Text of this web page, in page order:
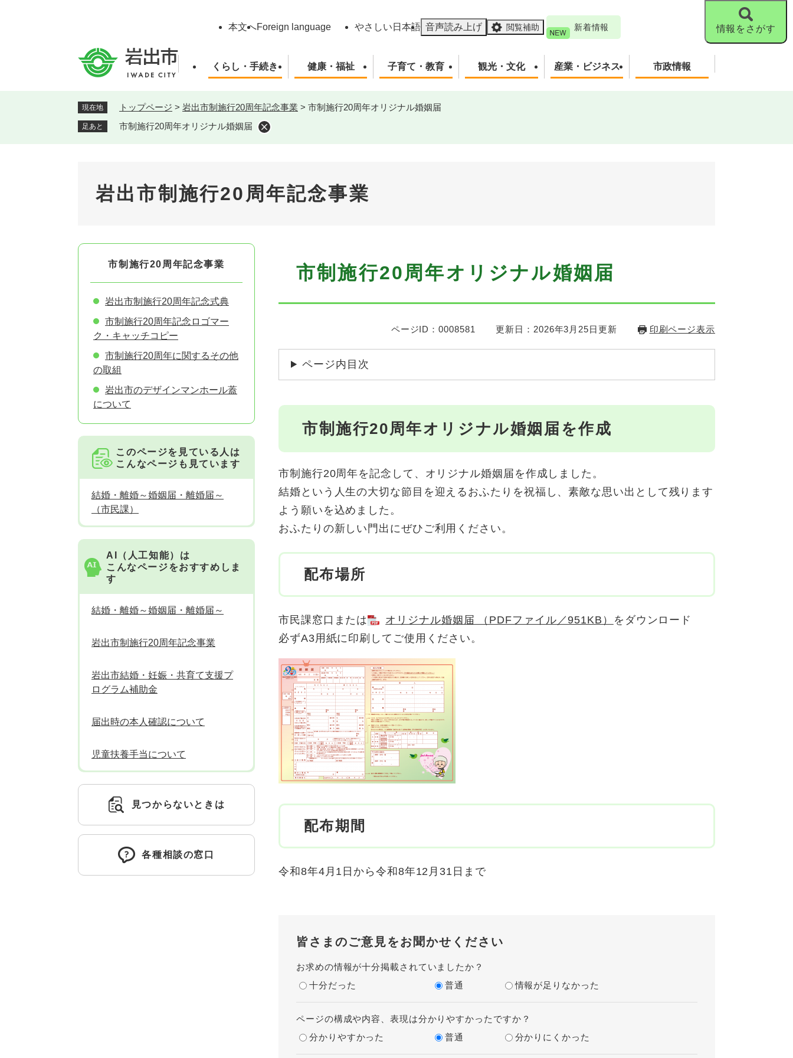
本文へForeign language やさしい日本語 音声読み上げ 閲覧補助 新着情報
くらし・手続き 健康・福祉 子育て・教育 観光・文化 産業・ビジネス 市政情報
情報をさがす
現在地 トップページ > 岩出市制施行20周年記念事業 > 市制施行20周年オリジナル婚姻届
足あと 市制施行20周年オリジナル婚姻届
岩出市制施行20周年記念事業
市制施行20周年オリジナル婚姻届
ページID：0008581 更新日：2026年3月25日更新 印刷ページ表示
ページ内目次
市制施行20周年オリジナル婚姻届を作成
市制施行20周年を記念して、オリジナル婚姻届を作成しました。
結婚という人生の大切な節目を迎えるおふたりを祝福し、素敵な思い出として残ります
よう願いを込めました。
おふたりの新しい門出にぜひご利用ください。
配布場所
市民課窓口または オリジナル婚姻届 （PDFファイル／951KB）
をダウンロード
必ずA3用紙に印刷してご使用ください。
配布期間
令和8年4月1日から令和8年12月31日まで
皆さまのご意見をお聞かせください
お求めの情報が十分掲載されていましたか？
十分だった
普通 情報が足りなかった
ページの構成や内容、表現は分かりやすかったですか？
分かりやすかった
普通 分かりにくかった
市制施行20周年記念事業
岩出市制施行20周年記念式典
市制施行20周年記念ロゴマー
ク・キャッチコピー
市制施行20周年に関するその他
の取組
岩出市のデザインマンホール蓋
について
このページを見ている人は
こんなページも見ています
結婚・離婚～婚姻届・離婚届～
（市民課）
AI（人工知能）は
こんなページをおすすめしま
す
結婚・離婚～婚姻届・離婚届～
岩出市制施行20周年記念事業
岩出市結婚・妊娠・共育て支援プ
ログラム補助金
届出時の本人確認について
児童扶養手当について
見つからないときは
各種相談の窓口